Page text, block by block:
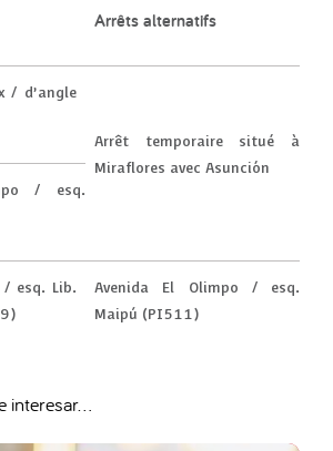
Arrêts alternatifs
/ d’angle
Arrêt temporaire situé à
Miraflores avec Asunción
/ esq.
/ esq. Lib.
Avenida El Olimpo / esq.
Maipú (PI511)
interesar...